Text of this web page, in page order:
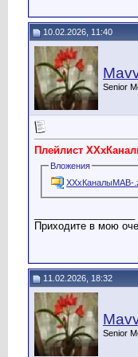
10.02.2026, 11:40
Senior
Плейлист
Вложения
ХХхКаналыМАВ-
Приходите в мою
11.02.2026, 18:32
Senior